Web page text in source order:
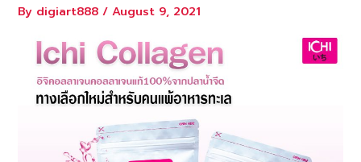
By digiart888/August 9, 2021